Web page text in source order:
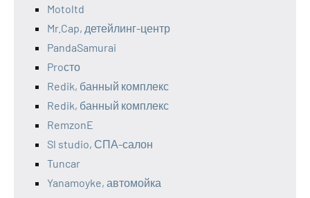
Motoltd
Mr.Cap, детейлинг-центр
PandaSamurai
Proсто
Redik, банный комплекс
Redik, банный комплекс
RemzonE
Sl studio, СПА-салон
Tuncar
Yanamoyke, автомойка